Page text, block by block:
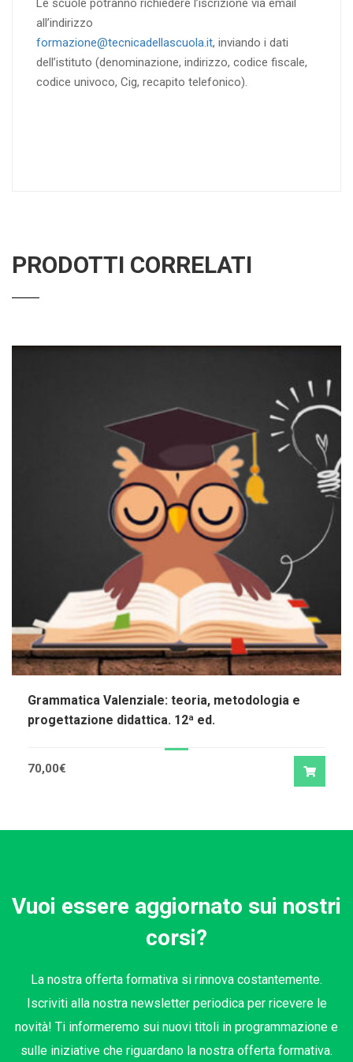
Le scuole potranno richiedere l’iscrizione via email
all’indirizzo
formazione@tecnicadellascuola.it, inviando i dati
dell’istituto (denominazione, indirizzo, codice fiscale,
codice univoco, Cig, recapito telefonico).
PRODOTTI CORRELATI
Grammatica Valenziale: teoria, metodologia e
progettazione didattica. 12ª ed.
70,00€
Vuoi essere aggiornato sui nostri
corsi?
La nostra offerta formativa si rinnova costantemente.
Iscriviti alla nostra newsletter periodica per ricevere le
novità! Ti informeremo sui nuovi titoli in programmazione e
sulle iniziative che riguardano la nostra offerta formativa.